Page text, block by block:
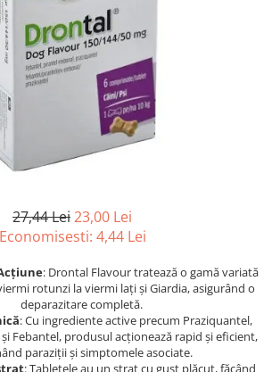
uri
27,44 Lei23,00 Lei
Economisesti: 4,44 Lei
: Drontal Flavour tratează o gamă variată
rotunzi la viermi lați și Giardia, asigurând o
deparazitare completă.
: Cu ingrediente active precum Praziquantel,
Febantel, produsul acționează rapid și eficient,
paraziții și simptomele asociate.
: Tabletele au un strat cu gust plăcut, făcând